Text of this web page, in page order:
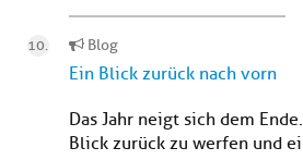
Blog
Ein Blick zurück nach vorn
Das Jahr neigt sich dem
Blick zurück zu werfen und